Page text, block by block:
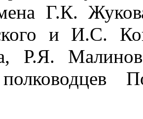
Г.К.
и И.С.
Р.Я.